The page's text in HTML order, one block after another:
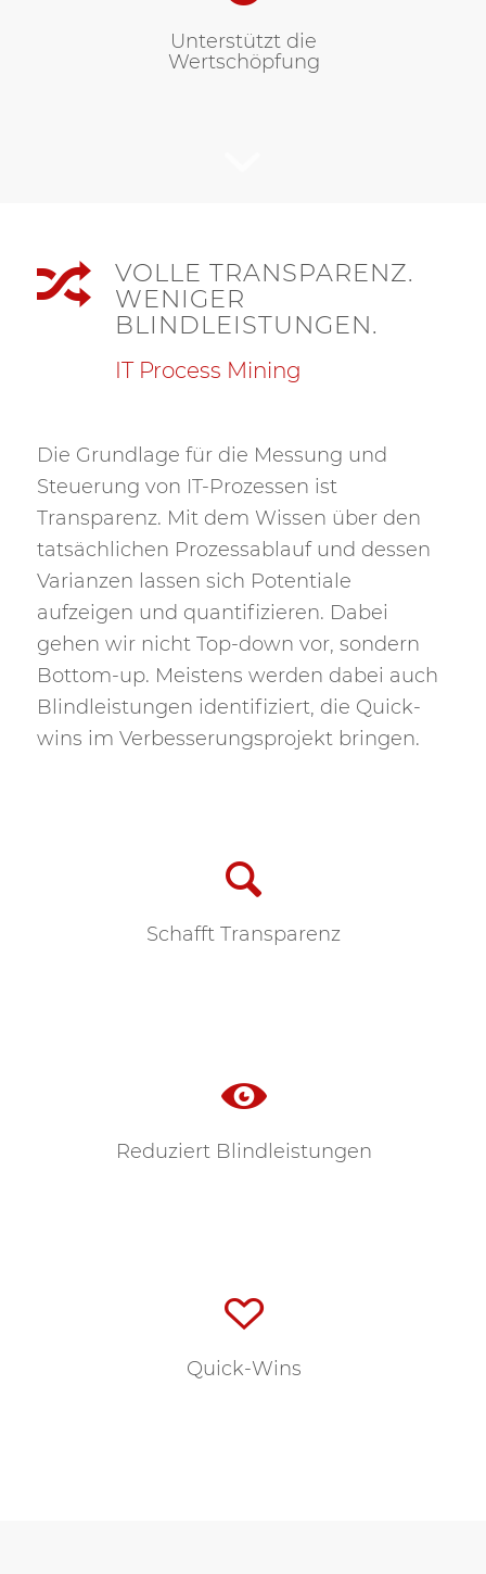
Unterstützt die
Wertschöpfung
VOLLE TRANSPARENZ.
WENIGER
BLINDLEISTUNGEN.
IT Process Mining
Die Grundlage für die Messung und
Steuerung von IT-Prozessen ist
Transparenz. Mit dem Wissen über den
tatsächlichen Prozessablauf und dessen
Varianzen lassen sich Potentiale
aufzeigen und quantifizieren. Dabei
gehen wir nicht Top-down vor, sondern
Bottom-up. Meistens werden dabei auch
Blindleistungen identifiziert, die Quick-
wins im Verbesserungsprojekt bringen.
Schafft Transparenz
Reduziert Blindleistungen
Quick-Wins